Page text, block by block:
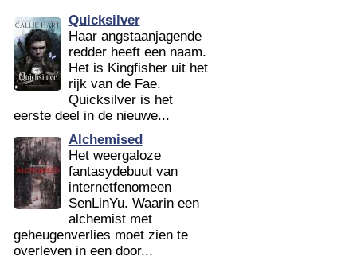
Quicksilver
Haar angstaanjagende
redder heeft een naam.
Het is Kingfisher uit het
rijk van de Fae.
Quicksilver is het
eerste deel in de nieuwe...
Alchemised
Het weergaloze
fantasydebuut van
internetfenomeen
SenLinYu. Waarin een
alchemist met
geheugenverlies moet zien te
overleven in een door...